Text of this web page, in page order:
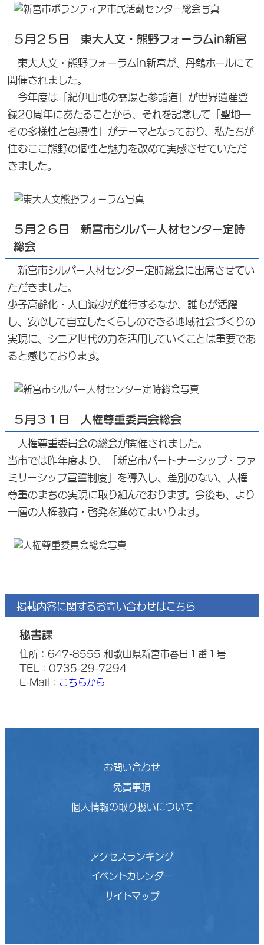
５月２５日 東大人文・熊野フォーラムin新宮
東大人文・熊野フォーラムin新宮が、丹鶴ホールにて
開催されました。
今年度は「紀伊山地の霊場と参詣道」が世界遺産登
録20周年にあたることから、それを記念して「聖地―
その多様性と包摂性」がテーマとなっており、私たちが
住むここ熊野の個性と魅力を改めて実感させていただ
きました。
５月２６日 新宮市シルバー人材センター定時
総会
新宮市シルバー人材センター定時総会に出席させてい
ただきました。
少子高齢化・人口減少が進行するなか、誰もが活躍
し、安心して自立したくらしのできる地域社会づくりの
実現に、シニア世代の力を活用していくことは重要であ
ると感じております。
５月３１日 人権尊重委員会総会
人権尊重委員会の総会が開催されました。
当市では昨年度より、「新宮市パートナーシップ・ファ
ミリーシップ宣誓制度」を導入し、差別のない、人権
尊重のまちの実現に取り組んでおります。今後も、より
一層の人権教育・啓発を進めてまいります。
掲載内容に関するお問い合わせはこちら
秘書課
住所：647-8555 和歌山県新宮市春日１番１号
TEL：0735-29-7294
E-Mail： こちらから
お問い合わせ
免責事項
個人情報の取り扱いについて
アクセスランキング
イベントカレンダー
サイトマップ